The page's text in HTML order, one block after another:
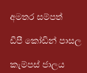
අමතර සම්පත්
ඩීපී කෝඩින් පාසල
කැම්පස් ජාලය